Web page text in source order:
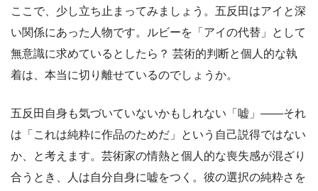
ここで、少し立ち止まってみましょう。五反田はアイと深
い関係にあった人物です。ルビーを「アイの代替」として
無意識に求めているとしたら？ 芸術的判断と個人的な執
着は、本当に切り離せているのでしょうか。
五反田自身も気づいていないかもしれない「嘘」——それ
は「これは純粋に作品のためだ」という自己説得ではない
か、と考えます。芸術家の情熱と個人的な喪失感が混ざり
合うとき、人は自分自身に嘘をつく。彼の選択の純粋さを